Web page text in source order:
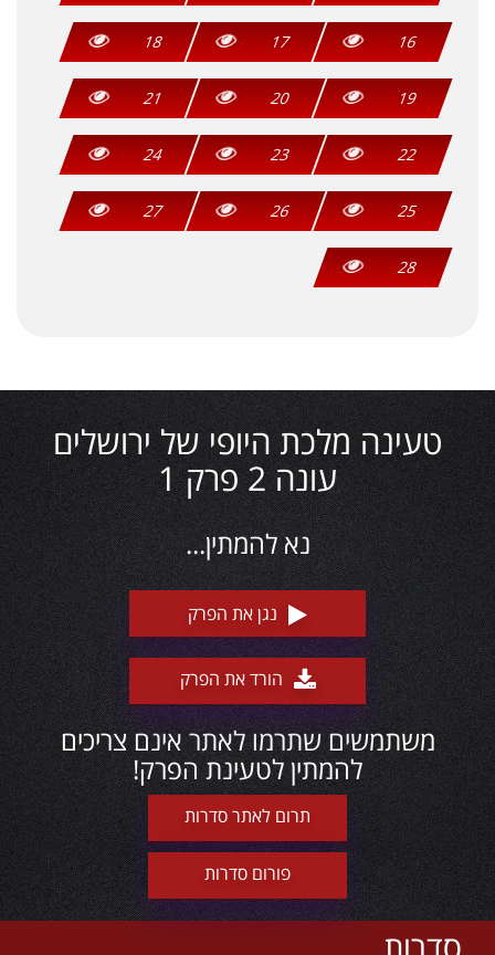
16
17
18
19
20
21
22
23
24
25
26
27
28
טעינה מלכת היופי של ירושלים
עונה 2 פרק 1
נא להמתין...
נגן את הפרק
הורד את הפרק
משתמשים שתרמו לאתר אינם צריכים
להמתין לטעינת הפרק!
תרום לאתר סדרות
פורום סדרות